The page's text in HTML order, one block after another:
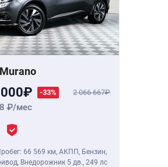
-33% 2 066 667
/мес
66 569 км, АКПП, Бензин,
Внедорожник 5 дв., 249 лс